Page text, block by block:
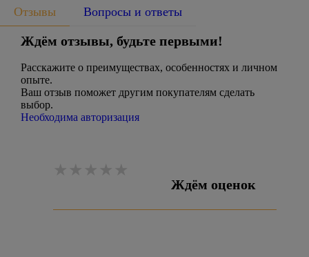
Отзывы Вопросы и ответы
Ждём отзывы, будьте первыми!
Расскажите о преимуществах, особенностях и личном
опыте.
Ваш отзыв поможет другим покупателям сделать
выбор.
Необходима авторизация
Ждём оценок